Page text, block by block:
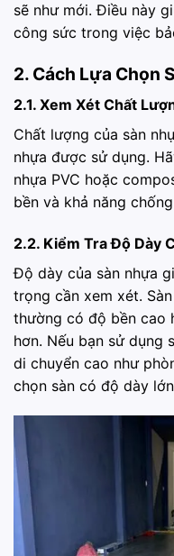
sẽ như mới. Điều này
công sức trong việc
2. Cách Lựa Chọn
2.1. Xem Xét Chất
Chất lượng của sàn
nhựa được sử dụng.
nhựa PVC hoặc
bền và khả năng
2.2. Kiểm Tra Độ Dày
Độ dày của sàn nhựa
trọng cần xem xét.
thường có độ bền cao
hơn. Nếu bạn sử dụng
di chuyển cao như
chọn sàn có độ dày